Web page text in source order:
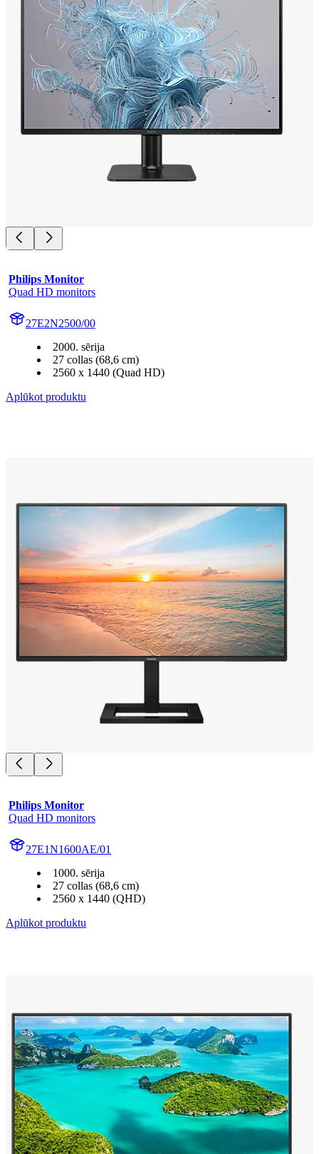
Philips Monitor
Quad HD monitors
27E2N2500/00
2000. sērija
27 collas (68,6 cm)
2560 x 1440 (Quad HD)
Aplūkot produktu
Philips Monitor
Quad HD monitors
27E1N1600AE/01
1000. sērija
27 collas (68,6 cm)
2560 x 1440 (QHD)
Aplūkot produktu